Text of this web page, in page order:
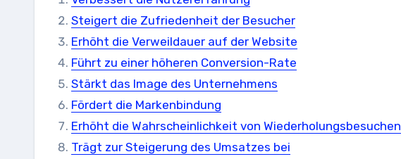
Steigert die Zufriedenheit der Besucher
Erhöht die Verweildauer auf der Website
Führt zu einer höheren Conversion-Rate
Stärkt das Image des Unternehmens
Fördert die Markenbindung
Erhöht die Wahrscheinlichkeit von Wiederholungsbesuchen
Trägt zur Steigerung des Umsatzes bei